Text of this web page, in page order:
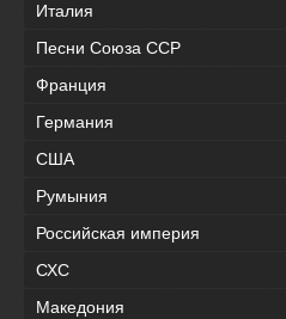
Италия
Песни Союза ССР
Франция
Германия
США
Румыния
Российская империя
СХС
Македония